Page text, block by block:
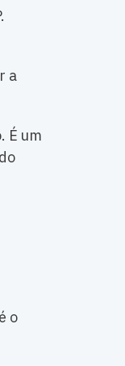
a
É um
o